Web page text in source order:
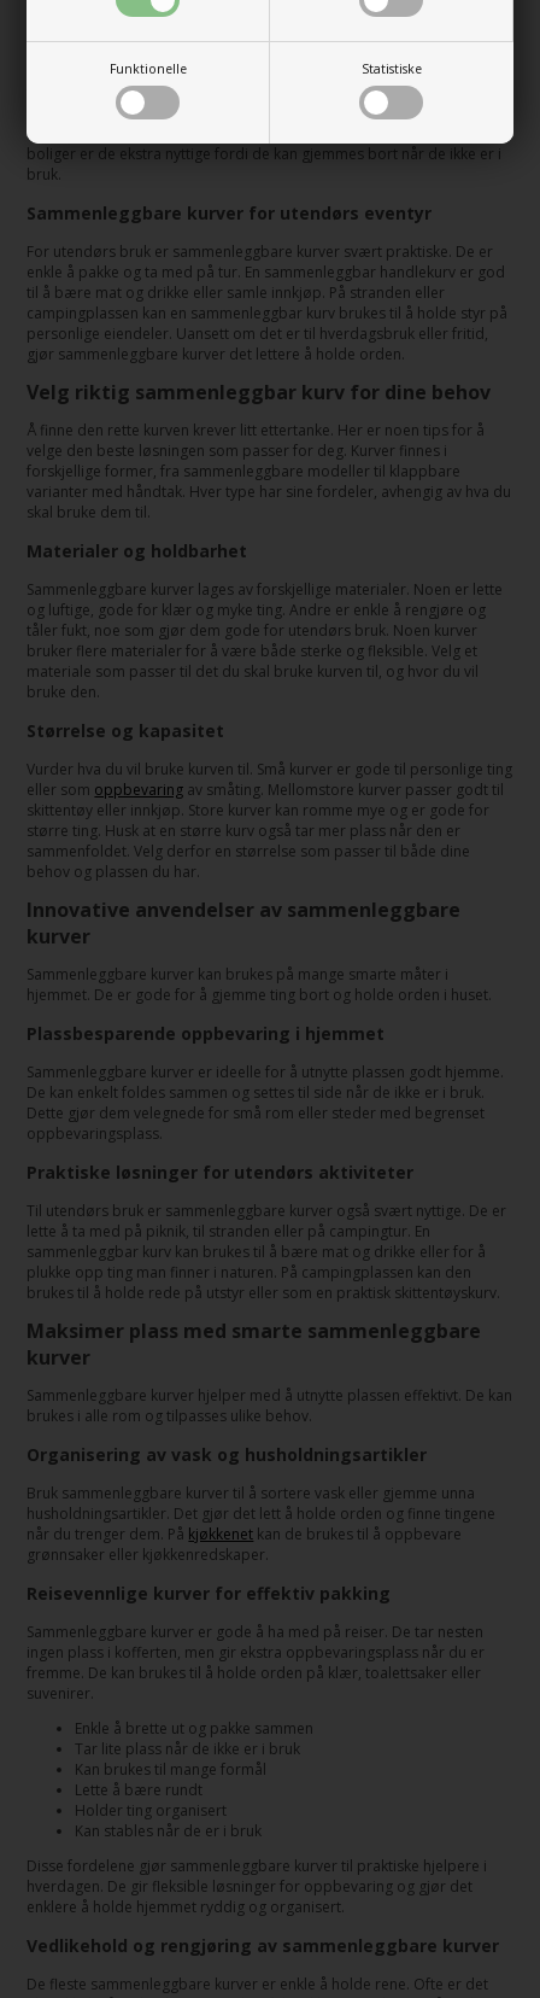
Funktionelle Statistiske
I hjemmet kan sammenleggbare kurver brukes til mange formål. De
fungerer godt som skittentøyskurver, som enkelt kan flyttes til og fra
vaskemaskinen. Kurver med håndtak er spesielt enkle å bære. De kan
også brukes til å holde orden på diverse ting rundt om i huset. I små
boliger er de ekstra nyttige fordi de kan gjemmes bort når de ikke er i
bruk.
Sammenleggbare kurver for utendørs eventyr
For utendørs bruk er sammenleggbare kurver svært praktiske. De er
enkle å pakke og ta med på tur. En sammenleggbar handlekurv er god
til å bære mat og drikke eller samle innkjøp. På stranden eller
campingplassen kan en sammenleggbar kurv brukes til å holde styr på
personlige eiendeler. Uansett om det er til hverdagsbruk eller fritid,
gjør sammenleggbare kurver det lettere å holde orden.
Velg riktig sammenleggbar kurv for dine behov
Å finne den rette kurven krever litt ettertanke. Her er noen tips for å
velge den beste løsningen som passer for deg. Kurver finnes i
forskjellige former, fra sammenleggbare modeller til klappbare
varianter med håndtak. Hver type har sine fordeler, avhengig av hva du
skal bruke dem til.
Materialer og holdbarhet
Sammenleggbare kurver lages av forskjellige materialer. Noen er lette
og luftige, gode for klær og myke ting. Andre er enkle å rengjøre og
tåler fukt, noe som gjør dem gode for utendørs bruk. Noen kurver
bruker flere materialer for å være både sterke og fleksible. Velg et
materiale som passer til det du skal bruke kurven til, og hvor du vil
bruke den.
Størrelse og kapasitet
Vurder hva du vil bruke kurven til. Små kurver er gode til personlige ting
eller som oppbevaring av småting. Mellomstore kurver passer godt til
skittentøy eller innkjøp. Store kurver kan romme mye og er gode for
større ting. Husk at en større kurv også tar mer plass når den er
sammenfoldet. Velg derfor en størrelse som passer til både dine
behov og plassen du har.
Innovative anvendelser av sammenleggbare
kurver
Sammenleggbare kurver kan brukes på mange smarte måter i
hjemmet. De er gode for å gjemme ting bort og holde orden i huset.
Plassbesparende oppbevaring i hjemmet
Sammenleggbare kurver er ideelle for å utnytte plassen godt hjemme.
De kan enkelt foldes sammen og settes til side når de ikke er i bruk.
Dette gjør dem velegnede for små rom eller steder med begrenset
oppbevaringsplass.
Praktiske løsninger for utendørs aktiviteter
Til utendørs bruk er sammenleggbare kurver også svært nyttige. De er
lette å ta med på piknik, til stranden eller på campingtur. En
sammenleggbar kurv kan brukes til å bære mat og drikke eller for å
plukke opp ting man finner i naturen. På campingplassen kan den
brukes til å holde rede på utstyr eller som en praktisk skittentøyskurv.
Maksimer plass med smarte sammenleggbare
kurver
Sammenleggbare kurver hjelper med å utnytte plassen effektivt. De kan
brukes i alle rom og tilpasses ulike behov.
Organisering av vask og husholdningsartikler
Bruk sammenleggbare kurver til å sortere vask eller gjemme unna
husholdningsartikler. Det gjør det lett å holde orden og finne tingene
når du trenger dem. På kjøkkenet kan de brukes til å oppbevare
grønnsaker eller kjøkkenredskaper.
Reisevennlige kurver for effektiv pakking
Sammenleggbare kurver er gode å ha med på reiser. De tar nesten
ingen plass i kofferten, men gir ekstra oppbevaringsplass når du er
fremme. De kan brukes til å holde orden på klær, toalettsaker eller
suvenirer.
Enkle å brette ut og pakke sammen
Tar lite plass når de ikke er i bruk
Kan brukes til mange formål
Lette å bære rundt
Holder ting organisert
Kan stables når de er i bruk
Disse fordelene gjør sammenleggbare kurver til praktiske hjelpere i
hverdagen. De gir fleksible løsninger for oppbevaring og gjør det
enklere å holde hjemmet ryddig og organisert.
Vedlikehold og rengjøring av sammenleggbare kurver
De fleste sammenleggbare kurver er enkle å holde rene. Ofte er det